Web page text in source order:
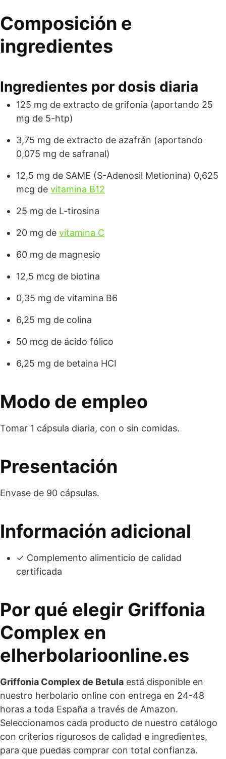
Composición e
ingredientes
Ingredientes por dosis diaria
125 mg de extracto de grifonia (aportando 25
mg de 5-htp)
3,75 mg de extracto de azafrán (aportando
0,075 mg de safranal)
12,5 mg de SAME (S-Adenosil Metionina) 0,625
mcg de vitamina B12
25 mg de L-tirosina
20 mg de vitamina C
60 mg de magnesio
12,5 mcg de biotina
0,35 mg de vitamina B6
6,25 mg de colina
50 mcg de ácido fólico
6,25 mg de betaina HCI
Modo de empleo
Tomar 1 cápsula diaria, con o sin comidas.
Presentación
Envase de 90 cápsulas.
Información adicional
✓ Complemento alimenticio de calidad
certificada
Por qué elegir Griffonia
Complex en
elherbolarioonline.es
Griffonia Complex de Betula está disponible en
nuestro herbolario online con entrega en 24-48
horas a toda España a través de Amazon.
Seleccionamos cada producto de nuestro catálogo
con criterios rigurosos de calidad e ingredientes,
para que puedas comprar con total confianza.